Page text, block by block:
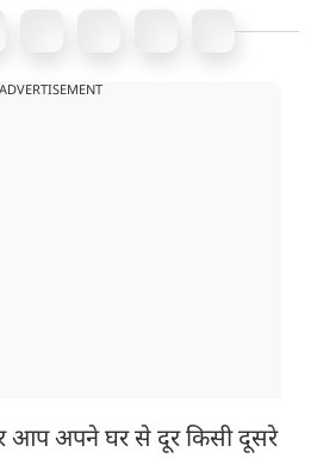
ADVERTISEMENT
आप अपने घर से दूर किसी दूसरे